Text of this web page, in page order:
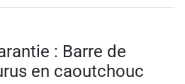
: Barre de
en caoutchouc